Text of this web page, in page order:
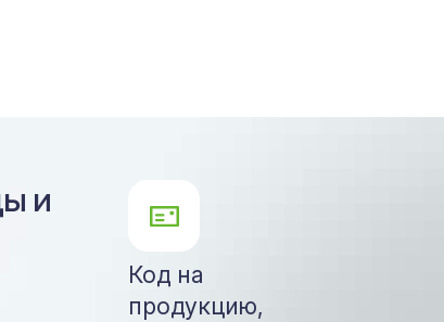
и
Код на
продукцию,